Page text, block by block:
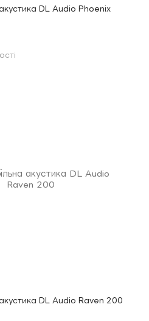
DL Audio Phoenix
DL Audio Raven 200